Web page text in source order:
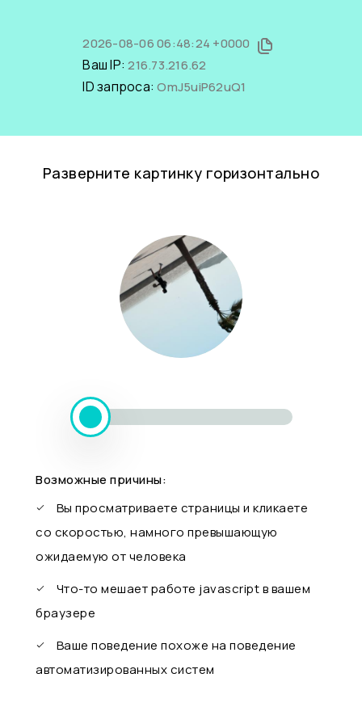
2026-08-06 06:48:24 +0000
Ваш IP:216.73.216.62
ID запроса:OmJ5uiP62uQ1
Разверните картинку горизонтально
Возможные причины:
Вы просматриваете страницы и кликаете
со скоростью, намного превышающую
ожидаемую от человека
Что-то мешает работе javascript в вашем
браузере
Ваше поведение похоже на поведение
автоматизированных систем